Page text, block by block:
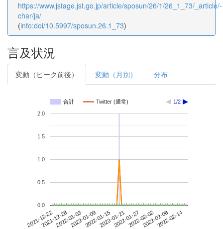
https://www.jstage.jst.go.jp/article/sposun/26/1/26_1_73/_article/-
char/ja/
(info:doi/10.5997/sposun.26.1_73)
言及状況
変動（ピーク前後） 変動（月別） 分布
合計 Twitter (通常) 1/2
2021-12-222021-12-282022-01-032022-01-092022-01-152022-01-212022-01-272022-02-022022-02-082022-02-14
0.0
0.5
1.0
1.5
2.0